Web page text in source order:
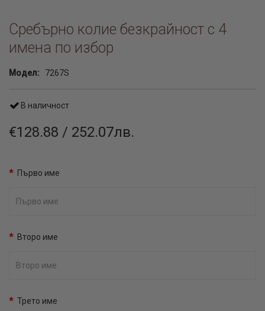
Сребърно колие безкрайност с 4
имена по избор
Модел: 7267S
В наличност
€128.88 / 252.07лв.
Първо име
Второ име
Трето име